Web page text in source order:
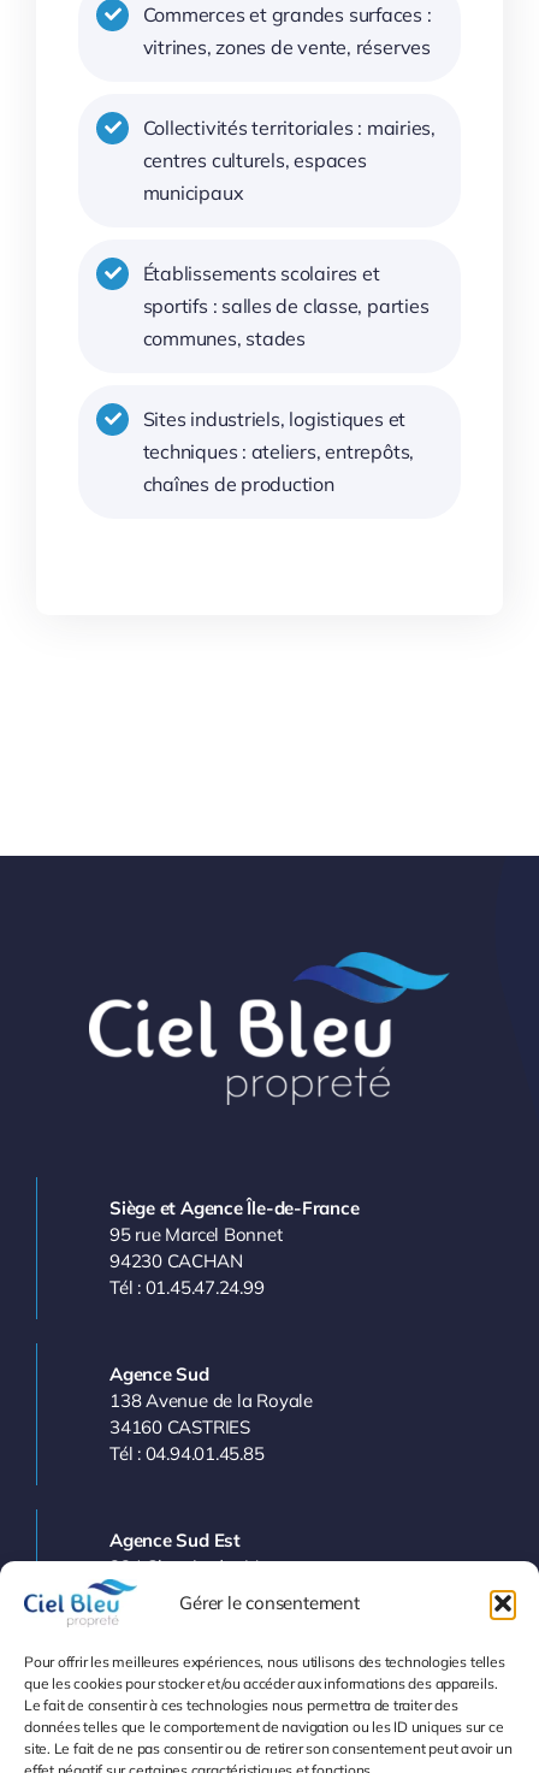
Gérer le consentement
Pour offrir les meilleures expériences, nous utilisons des technologies telles
que les cookies pour stocker et/ou accéder aux informations des appareils.
Le fait de consentir à ces technologies nous permettra de traiter des
données telles que le comportement de navigation ou les ID uniques sur ce
site. Le fait de ne pas consentir ou de retirer son consentement peut avoir un
Commerces et grandes surfaces :
vitrines, zones de vente, réserves
Collectivités territoriales : mairies,
centres culturels, espaces
municipaux
Établissements scolaires et
sportifs : salles de classe, parties
communes, stades
Sites industriels, logistiques et
techniques : ateliers, entrepôts,
chaînes de production
Siège et Agence Île-de-France
95 rue Marcel Bonnet
94230 CACHAN
Tél : 01.45.47.24.99
Agence Sud
138 Avenue de la Royale
34160 CASTRIES
Tél : 04.94.01.45.85
Agence Sud Est
224 Chemin des Vergers
83143 LE VAL
Tél : 04.94.77.11.03
Info et Devis